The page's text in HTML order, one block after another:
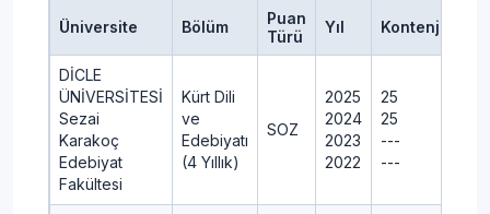
Üniversite Bölüm
Puan
Türü
Yıl Kontenjan
DİCLE
ÜNİVERSİTESİ
Sezai
Karakoç
Edebiyat
Fakültesi
Kürt Dili
ve
Edebiyatı
(4 Yıllık)
SOZ
2025
2024
2023
2022
25
25
---
---